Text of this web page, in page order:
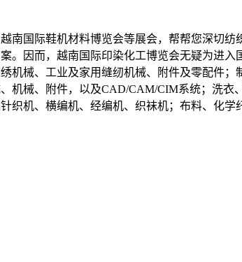
际鞋机材料博览会等展会，帮帮您深切纺
因而，越南国际印染化工博览会无疑为进入
械、工业及家用缝纫机械、附件及零配件
机械、附件，以及CAD/CAM/CIM系统；洗
织机、横编机、经编机、织袜机；布料、化